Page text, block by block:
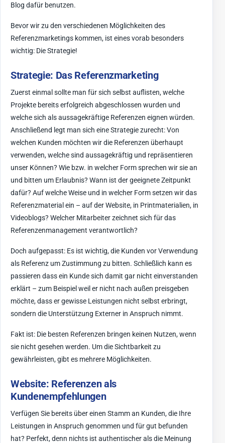
Blog dafür benutzen.
Bevor wir zu den verschiedenen Möglichkeiten des
Referenzmarketings kommen, ist eines vorab besonders
wichtig: Die Strategie!
Strategie: Das Referenzmarketing
Zuerst einmal sollte man für sich selbst auflisten, welche
Projekte bereits erfolgreich abgeschlossen wurden und
welche sich als aussagekräftige Referenzen eignen würden.
Anschließend legt man sich eine Strategie zurecht: Von
welchen Kunden möchten wir die Referenzen überhaupt
verwenden, welche sind aussagekräftig und repräsentieren
unser Können? Wie bzw. in welcher Form sprechen wir sie an
und bitten um Erlaubnis? Wann ist der geeignete Zeitpunkt
dafür? Auf welche Weise und in welcher Form setzen wir das
Referenzmaterial ein – auf der Website, in Printmaterialien, in
Videoblogs? Welcher Mitarbeiter zeichnet sich für das
Referenzenmanagement verantwortlich?
Doch aufgepasst: Es ist wichtig, die Kunden vor Verwendung
als Referenz um Zustimmung zu bitten. Schließlich kann es
passieren dass ein Kunde sich damit gar nicht einverstanden
erklärt – zum Beispiel weil er nicht nach außen preisgeben
möchte, dass er gewisse Leistungen nicht selbst erbringt,
sondern die Unterstützung Externer in Anspruch nimmt.
Fakt ist: Die besten Referenzen bringen keinen Nutzen, wenn
sie nicht gesehen werden. Um die Sichtbarkeit zu
gewährleisten, gibt es mehrere Möglichkeiten.
Website: Referenzen als
Kundenempfehlungen
Verfügen Sie bereits über einen Stamm an Kunden, die Ihre
Leistungen in Anspruch genommen und für gut befunden
hat? Perfekt, denn nichts ist authentischer als die Meinung